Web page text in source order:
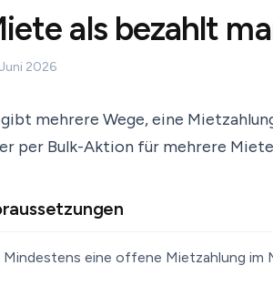
als bezahlt
2026
gibt mehrere Wege, eine
per Bulk-Aktion für mehrere
Mindestens eine offene Mietzahlung im